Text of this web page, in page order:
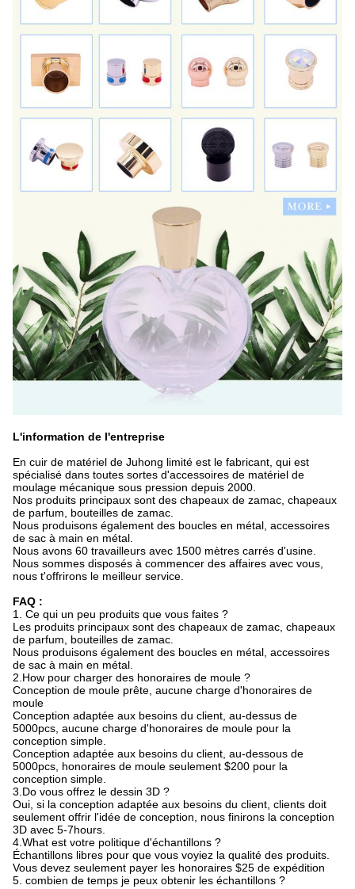
L'information de l'entreprise
En cuir de matériel de Juhong limité est le fabricant, qui est
spécialisé dans toutes sortes d'accessoires de matériel de
moulage mécanique sous pression depuis 2000.
Nos produits principaux sont des chapeaux de zamac, chapeaux
de parfum, bouteilles de zamac.
Nous produisons également des boucles en métal, accessoires
de sac à main en métal.
Nous avons 60 travailleurs avec 1500 mètres carrés d'usine.
Nous sommes disposés à commencer des affaires avec vous,
nous t'offrirons le meilleur service.
FAQ :
1. Ce qui un peu produits que vous faites ?
Les produits principaux sont des chapeaux de zamac, chapeaux
de parfum, bouteilles de zamac.
Nous produisons également des boucles en métal, accessoires
de sac à main en métal.
2.How pour charger des honoraires de moule ?
Conception de moule prête, aucune charge d'honoraires de
moule
Conception adaptée aux besoins du client, au-dessus de
5000pcs, aucune charge d'honoraires de moule pour la
conception simple.
Conception adaptée aux besoins du client, au-dessous de
5000pcs, honoraires de moule seulement $200 pour la
conception simple.
3.Do vous offrez le dessin 3D ?
Oui, si la conception adaptée aux besoins du client, clients doit
seulement offrir l'idée de conception, nous finirons la conception
3D avec 5-7hours.
4.What est votre politique d'échantillons ?
Échantillons libres pour que vous voyiez la qualité des produits.
Vous devez seulement payer les honoraires $25 de expédition
5. combien de temps je peux obtenir les échantillons ?